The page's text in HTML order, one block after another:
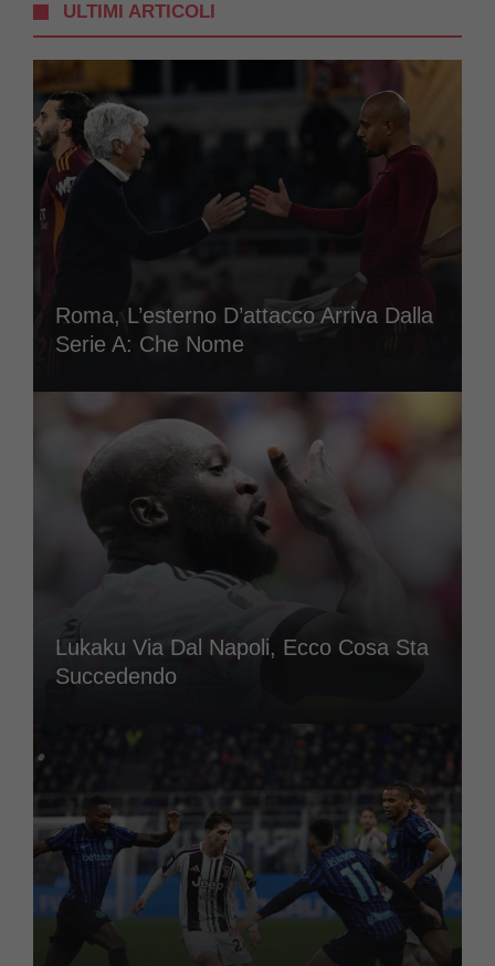
ULTIMI ARTICOLI
Roma, L’esterno D’attacco Arriva Dalla
Serie A: Che Nome
Lukaku Via Dal Napoli, Ecco Cosa Sta
Succedendo